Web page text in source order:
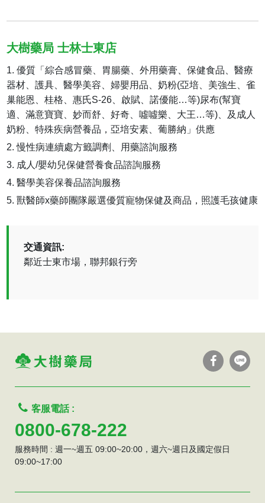
大樹藥局 士林士東店
優質「綜合感冒藥、胃腸藥、外用藥膏、保健食品、醫療
器材、護具、醫學美容、婦嬰用品、奶粉(亞培、美強生、雀
巢能恩、桂格、惠氏S-26、啟賦、諾優能…等)尿布(幫寶
適、滿意寶寶、妙而舒、好奇、噓噓樂、大王…等)、及成人
奶粉、特殊疾病營養品，亞培安素、葡勝納」供應
慢性病連續處方籤調劑、用藥諮詢服務
成人/嬰幼兒保健營養食品諮詢服務
醫學美容保養品諮詢服務
獸醫師x藥師團隊嚴選優質寵物保健及商品，照護毛孩健康
交通資訊:
鄰近士東市場，聯邦銀行旁
客服電話 :
0800-678-222
服務時間 : 週一~週五 09:00~20:00，週六~週日及國定假日
09:00~17:00